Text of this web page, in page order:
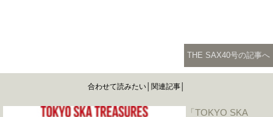
THE SAX40号の記事へ
合わせて読みたい│関連記事│
「TOKYO SKA